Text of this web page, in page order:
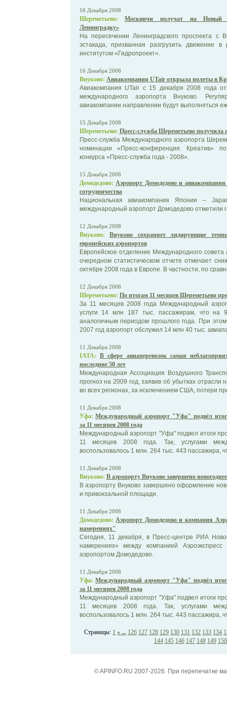
16 Декабря 2008
Шереметьево:
Москвичи получат на Новый
Ленинградку»
На пересечении Ленинградского проспекта с
эстакада, призванная разгрузить движение
институтом «Гидропроект».
16 Декабря 2008
Внуково: Авиакомпания UTair открыла полеты в
Авиакомпания UTair с 15 декабря 2008 года
международного аэропорта Внуково.
авиакомпании направлении будут выполняться
15 Декабря 2008
Шереметьево: Пресс-служба Шереметьево получила
Пресс-служба Международного аэропорта
номинации «Пресс-конференция. Креатив»
конкурса «Пресс-служба года - 2008».
15 Декабря 2008
Домодедово: Аэропорт Домодедово и
сотрудничества
Национальная авиакомпания Японии –
международный аэропорт Домодедово отметили
12 Декабря 2008
Внуково:
Внуково сохраняет лидирующие
европейских аэропортов
Европейское отделение Международного
очередном статистическом отчете отмечает
октябре 2008 года в Европе. В частности, по
12 Декабря 2008
Шереметьево: По итогам 11 месяцев Шереметьево
За 11 месяцев 2008 года Международный
услуги 14 млн 187 тыс. пассажирам, что на
аналогичным периодом прошлого года. При
2007 год аэропорт обслужил 14 млн 40 тыс.
11 Декабря 2008
IATA: В сфере авиаперевозок самая
последние 50 лет
Международная Ассоциация Воздушного
прогноз на 2009 год, заявив об убытках отрасли
во всех регионах, за исключением США, потери
11 Декабря 2008
Уфа: Международный аэропорт "Уфа" подвёл
за 11 месяцев 2008 года
Международный аэропорт "Уфа" подвел итоги
11 месяцев 2008 года. Так, услугами
воспользовалось 1 млн. 264 тыс. 443 пассажира,
11 Декабря 2008
Внуково: В аэропорту Внуково завершено
В аэропорту Внуково завершено оформление
и привокзальной площади.
11 Декабря 2008
Домодедово: Аэропорт Домодедово и компания
намерениях"
Сегодня, 11 декабря, в Пресс-центре РИА
намерениях» между компанией
аэропортом Домодедово.
11 Декабря 2008
Уфа: Международный аэропорт "Уфа" подвёл
за 11 месяцев 2008 года
Международный аэропорт "Уфа" подвел итоги
11 месяцев 2008 года. Так, услугами
воспользовалось 1 млн. 264 тыс. 443 пассажира,
Страницы: 1 « ... 126 127 128 129 130 131 132 133 134
144 145 146 147 148 149 150
© APINFO.RU 2007-2026. При перепечатке